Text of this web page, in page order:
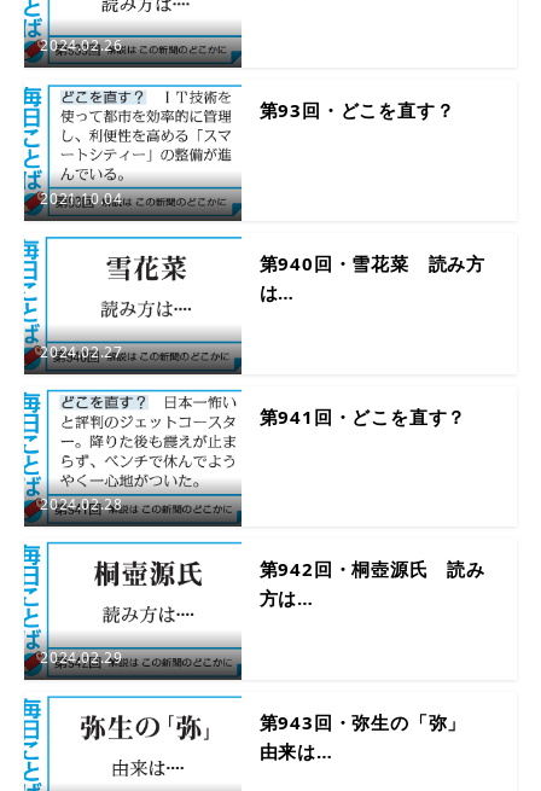
2024.02.26
2021.10.04
第93回・どこを直す？
2024.02.27
第940回・雪花菜 読み方
は…
2024.02.28
第941回・どこを直す？
2024.02.29
第942回・桐壺源氏 読み
方は…
第943回・弥生の「弥」
由来は…